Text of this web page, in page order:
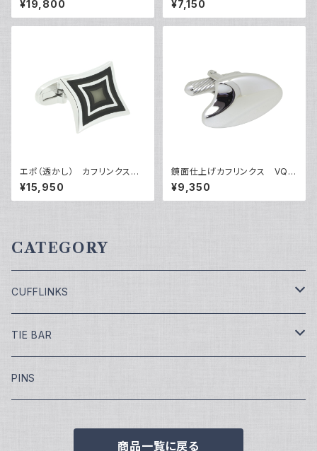
¥19,800 ¥7,150
エポ（透かし） カフリンクス
VQC-1205
¥15,950
鏡面仕上げカフリンクス VQC
-0612
¥9,350
CATEGORY
CUFFLINKS
￥7,700
￥9,900
TIE BAR
￥4,400
PINS
商品一覧に戻る